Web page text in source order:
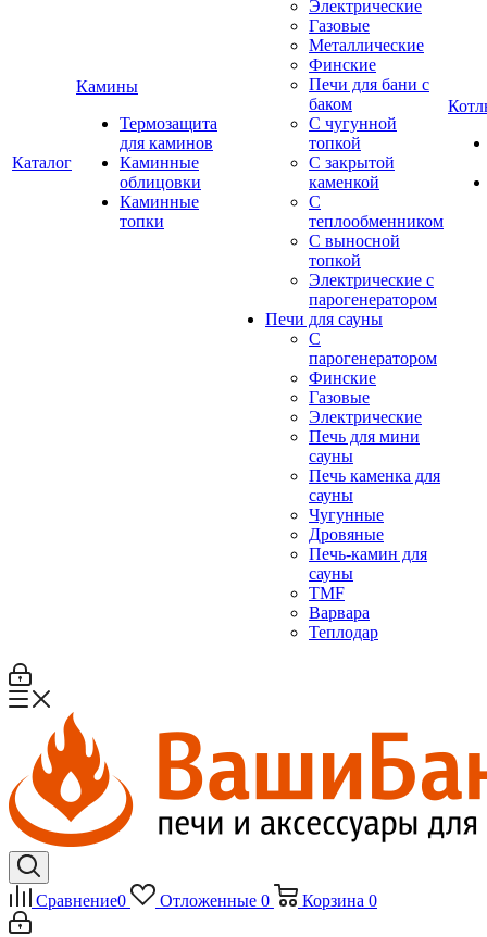
Каталог
Камины
Термозащита
для каминов
Каминные
облицовки
Каминные
топки
Электрические
Газовые
Металлические
Финские
Печи для бани с
баком
С чугунной
топкой
С закрытой
каменкой
С
теплообменником
С выносной
топкой
Электрические с
парогенератором
Печи для сауны
С
парогенератором
Финские
Газовые
Электрические
Печь для мини
сауны
Печь каменка для
сауны
Чугунные
Дровяные
Печь-камин для
сауны
TMF
Варвара
Теплодар
Сравнение0 Отложенные 0 Корзина 0